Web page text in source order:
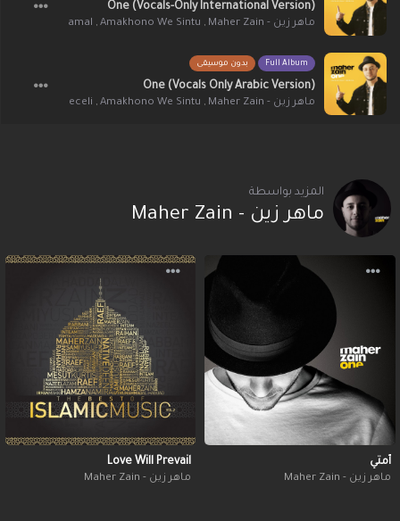
One (Vocals-Only International Version)
ماهر زين - Maher Zain ,
Amakhono We Sintu
,
Issam Kamal
Full Album بدون موسيقى
One (Vocals Only Arabic Version)
ماهر زين - Maher Zain ,
Amakhono We Sintu
,
Mustafa Ceceli
المزيد بواسطة
ماهر زين - Maher Zain
أمتي
ماهر زين - Maher Zain
Love Will Prevail
ماهر زين - Maher Zain